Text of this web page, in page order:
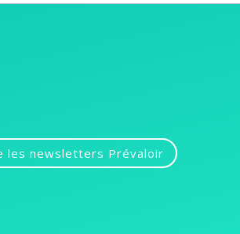
les newsletters Prévaloir